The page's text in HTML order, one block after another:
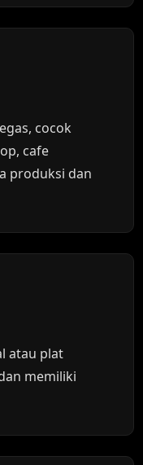
cocok
cafe
produksi dan
atau plat
memiliki